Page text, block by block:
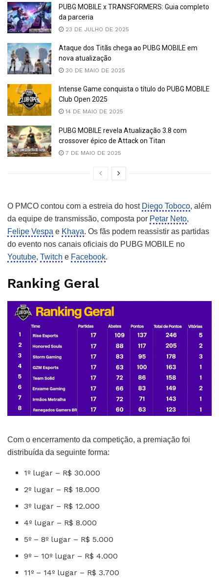
PUBG MOBILE x TRANSFORMERS: Guia completo
da parceria
23 DE JULHO DE 2025
Ataque dos Titãs chega ao PUBG MOBILE em
nova atualização
30 DE MAIO DE 2025
Intense Game conquista o título do PUBG MOBILE
Club Open 2025
14 DE MAIO DE 2025
PUBG MOBILE revela Atualização 3.8 com
crossover épico de Attack on Titan
7 DE MAIO DE 2025
O PMCO contou com a estreia do host Diego Toboco, além
da equipe de transmissão, composta por Petar Neto,
Felipe Vespa e Khaya. Os fãs podem reassistir as partidas
do evento nos canais oficiais do PUBG MOBILE no
Youtube, Twitch e Facebook.
Ranking Geral
Com o encerramento da competição, a premiação foi
distribuída da seguinte forma:
1º lugar – R$ 30.000
2º lugar – R$ 18.000
3º lugar – R$ 12.000
4º lugar – R$ 8.000
5º – 8º lugar – R$ 5.000
9º – 10º lugar – R$ 4.000
11º – 14º lugar – R$ 3.700